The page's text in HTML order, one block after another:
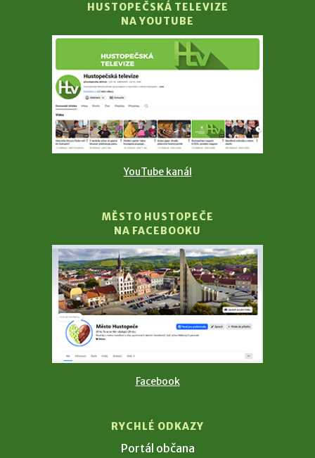
HUSTOPEČSKÁ TELEVIZE
NA YOUTUBE
YouTube kanál
MĚSTO HUSTOPEČE
NA FACEBOOKU
Facebook
RYCHLÉ ODKAZY
Portál občana